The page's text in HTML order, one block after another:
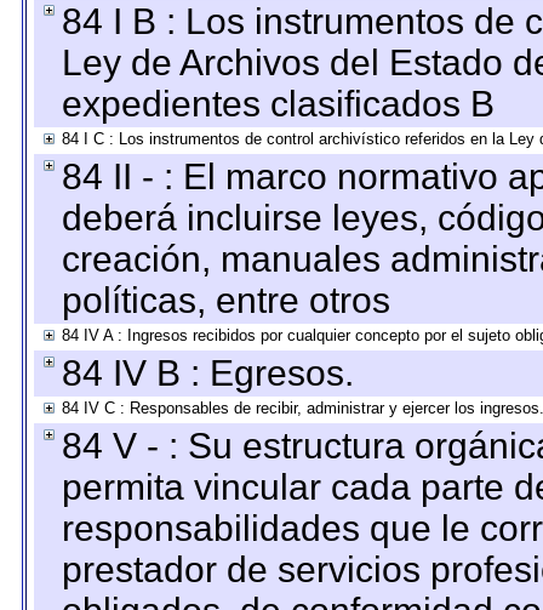
84 I B : Los instrumentos de
Ley de Archivos del Estado
expedientes clasificados B
84 I C : Los instrumentos de control archivístico referidos en la
84 II - : El marco normativo
deberá incluirse leyes,
creación, manuales
políticas, entre otros
84 IV A : Ingresos recibidos por cualquier concepto por el sujeto
84 IV B : Egresos.
84 IV C : Responsables de recibir, administrar y ejercer los ingresos.
84 V - : Su estructura
permita vincular cada parte
responsabilidades que le
prestador de servicios